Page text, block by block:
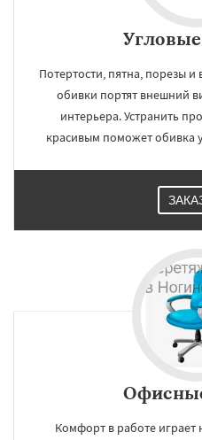
Потертости, пятна, порезы
обивки портят внешний
интерьера. Устранить
красивым поможет обивка
Комфорт в работе